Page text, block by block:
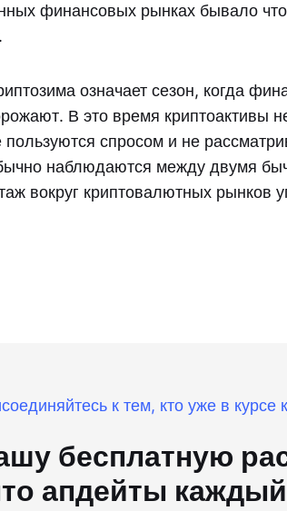
финансовых рынках бывало
означает сезон, когда
В это время криптоактивы
пользуются спросом и не
наблюдаются между двумя
вокруг криптовалютных рынков
к тем, кто уже в курсе
бесплатную
апдейты